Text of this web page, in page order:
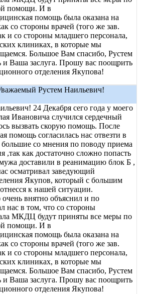
помощи. И в
помощь была оказана на
со стороны врачей (того же зав.
и со стороны младшего персонала,
клиниках, в которые мы
Большое Вам спасибо, Рустем
и Ваша заслуга. Прошу вас поощрить
отделения Якупова!
Рустем Наильевич!
24 Декабря сего года у моего
Ивановича случился сердечный
вызвать скорую помощь. После
помощь согласилась нас отвезти в
со мнения по поводу приема
,так как достаточно сложно попасть
доставили в реанимацию блок Б ,
осматривал заведующий
Якупов, который с большим
к нашей ситуации.
внятно объяснил и по
нас в том, что со стороны
МКДЦ будут приняты все меры по
помощи. И в
помощь была оказана на
со стороны врачей (того же зав.
и со стороны младшего персонала,
клиниках, в которые мы
Большое Вам спасибо, Рустем
и Ваша заслуга. Прошу вас поощрить
отделения Якупова!